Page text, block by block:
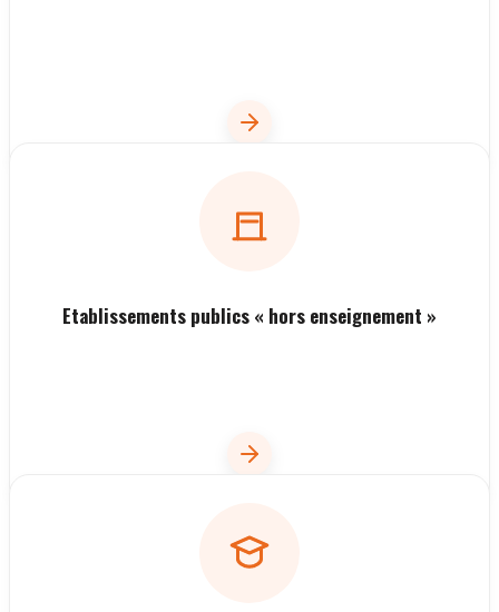
Etablissements publics « hors enseignement »